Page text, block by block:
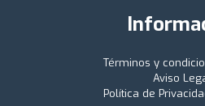
Términos y
Aviso
Política de